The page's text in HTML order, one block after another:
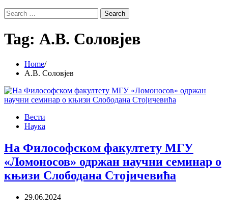
Search
for:
Tag: А.В. Соловјев
Home
А.В. Соловјев
Вести
Наука
На Философском факултету МГУ
«Ломоносов» одржан научни семинар о
књизи Слободана Стојичевића
29.06.2024